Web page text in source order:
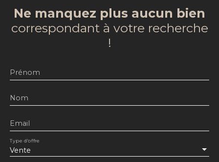
Ne manquez plus aucun bien
correspondant à votre recherche
!
Prénom
Nom
Email
Vente
Type d'offre